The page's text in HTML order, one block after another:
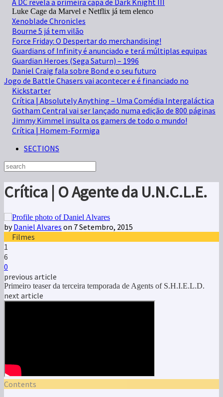
A DC revela a primeira capa de Dark Knight III
Luke Cage da Marvel e Netflix já tem elenco
Xenoblade Chronicles
Bourne 5 já tem vilão
Force Friday: O Despertar do merchandising!
Guardians of Infinity é anunciado e terá múltiplas equipas
Guardian Heroes (Sega Saturn) – 1996
Daniel Craig fala sobre Bond e o seu futuro
Jogo de Battle Chasers vai acontecer e é financiado no
Kickstarter
Crítica | Absolutely Anything – Uma Comédia Intergaláctica
Gotham Central vai ser lançado numa edição de 800 páginas
Jimmy Kimmel insulta os gamers de todo o mundo!
Crítica | Homem-Formiga
SECTIONS
Crítica | O Agente da U.N.C.L.E.
byDaniel Alvares on 7 Setembro, 2015
Filmes
1
6
0
previous article
Primeiro teaser da terceira temporada de Agents of S.H.I.E.L.D.
next article
Contents